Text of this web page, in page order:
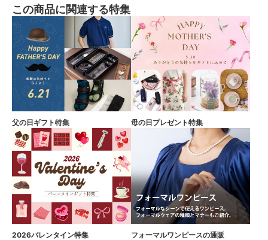
この商品に関連する特集
父の日ギフト特集 母の日プレゼント特集
2026バレンタイン特集 フォーマルワンピースの通販